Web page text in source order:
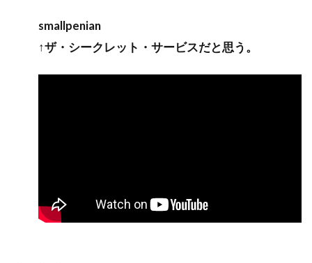
smallpenian
↑ザ・シークレット・サービスだと思う。